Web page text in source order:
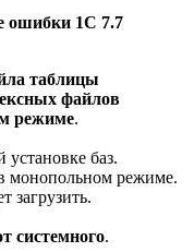
ошибки 1С 7.7
таблицы
файлов
режиме.
баз.
монопольном режиме.
загрузить.
системного.